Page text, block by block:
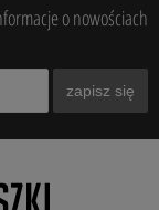
o nowościach
zapisz się